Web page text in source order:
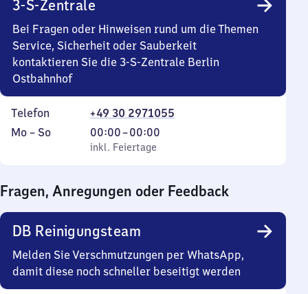
3-S-Zentrale
Bei Fragen oder Hinweisen rund um die Themen
Service, Sicherheit oder Sauberkeit
kontaktieren Sie die 3-S-Zentrale Berlin
Ostbahnhof
Telefon
+49 30 2971055
Montag
Mo – So,
inkl. Feiertage
00:00–00:00
Von
0
0
Uhr
inkl. Feiertage
Fragen, Anregungen oder Feedback
DB Reinigungsteam
Melden Sie Verschmutzungen per WhatsApp,
damit diese noch schneller beseitigt werden